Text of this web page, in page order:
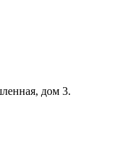
дом 3.